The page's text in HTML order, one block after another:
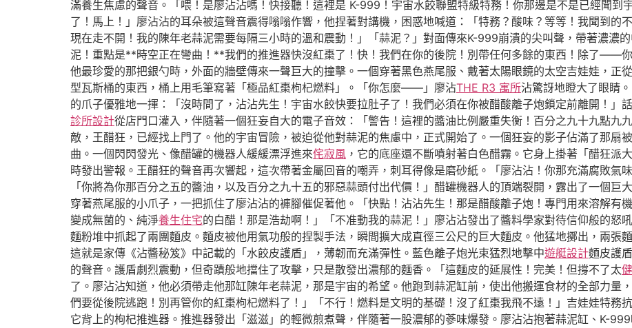
滿養生焦慮的聲音。「喂！是廖沾沾嗎！快接聽！這裡是 K-999！宇宙水餃聯盟特級特務！你那邊是不是已經聞到
了！馬上！」廖沾沾的耳朵被這聲音震得嗡嗡作響，他捏著對講機，困惑地喊道：「特務？酸味？等等！我聞到的
現在走不開！我的陳年老蒜泥需要每隔三小時的溫和震動！」「蒜泥？」對面傳來K-999崩潰的尖叫聲，帶著濃濃
泥！重點是**時空正在彎曲！**我們的推進器快沒紅棗了！快！我們在你的後院！別帶任何多餘的東西！除了——
他最珍愛的那把銀勺時，外面的牆壁傳來一聲巨大的撞擊。一個穿著黑色燕尾服、戴著太陽眼鏡的太空吉娃娃，正
型瓦斯桶的東西，桶上用毛筆寫著「極品紅棗枸杞燃料」。「你怎麼——」廖沾THE R3 寓所沾驚訝地瞪大了眼睛
的爪子優雅地一揮：「沒時間了，沾沾先生！宇宙水餃快要拉肚子了！我們必須在你被醋酸離子炮鎖定前離開！」
診所設計從店門口灌入，伴隨著一個狂妄自大的電子音效：「警告！這裡的醬油比例嚴重失衡！百分之九十九點九
敵，王醋狂，已經找上門了。他的宇宙冒險，被迫從他對蒜泥的焦慮中，正式開始了。一個狂妄的影子佔滿了那扇
曲。一個閃閃發光、像醋罐的機器人緩緩漂浮進來侘寂風 ，它的底座還不斷噴射著白色醋霧。它身上掛著「醋狂派
時發出警報。王醋狂的聲音再次響起，這次帶著金屬回音的嘲弄，刺耳得像是磨砂紙。「廖沾沾！你那充滿腐敗氣
「你將為你那百分之五的醬油，以及百分之九十五的邪惡蒜頭付出代價！」醋罐機器人的頂端裂開，露出了一個
穿著燕尾服的小爪子，一把抓住了廖沾沾的褲腳催促著他。「快點！沾沾先生！那是醋酸離子炮！專門用來溶解有
變成無菌的、純淨養生住宅的白醋！那是浩劫啊！」「不准動我的蒜泥！」廖沾沾發出了醬料學家對待信仰般的怒
麵粉堆中抓起了兩團麵皮。麵皮被他用氣功般的捏製手法，瞬間擴大成直徑三公尺的巨大麵皮。他猛地擲出，兩張
這就是家傳《沾醬秘笈》中記載的「水餃皮護盾」，薄韌而充滿彈性。藍色離子炮光束猛烈地擊中遊艇設計麵皮護
的聲音。護盾劇烈震動，但奇蹟般地擋住了攻擊，只是散發出濃郁的麵香。「這麵皮的延展性！完美！但撐不了太
了。廖沾沾知道，他必須帶走他那缸陳年老蒜泥，那是宇宙的希望。他跑到蒜泥缸前，使出他搬運食材的全部力量
們要從後院逃跑！別再管你的紅棗枸杞燃料了！」「不行！燃料是文明的基礎！沒了紅棗我飛不遠！」吉娃娃特務
它背上的枸杞推進器。推進器發出「滋滋」的輕微煎煮聲，伴隨著一股濃郁的蔘味爆發。廖沾沾抱著蒜泥缸、K-